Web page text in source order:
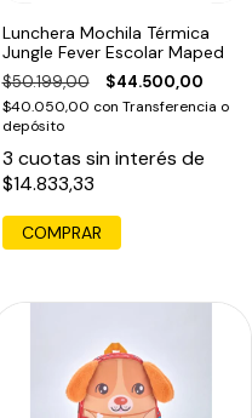
Lunchera Mochila Térmica
Jungle Fever Escolar Maped
$50.199,00 $44.500,00
$40.050,00 con Transferencia o
depósito
3 cuotas sin interés de
$14.833,33